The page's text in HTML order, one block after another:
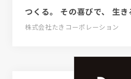
つくる。 その喜びで、 生き
株式会社たきコーポレーション